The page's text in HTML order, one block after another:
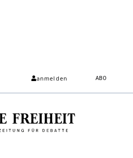
anmelden ABO